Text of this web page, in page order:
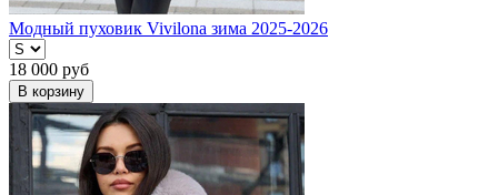
Модный пуховик Vivilona зима 2025-2026
18 000 руб
В корзину